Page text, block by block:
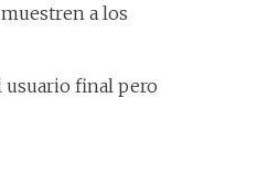
a los
usuario final pero